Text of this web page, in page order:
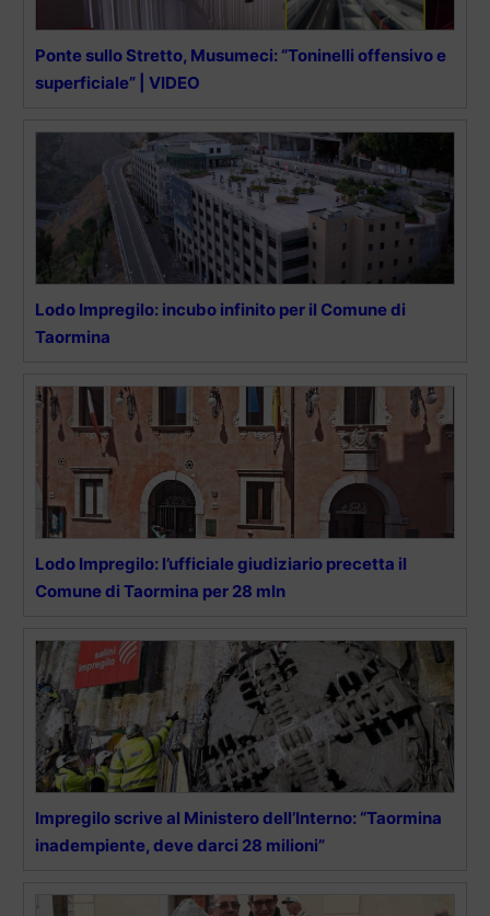
Ponte sullo Stretto, Musumeci: “Toninelli offensivo e
superficiale” | VIDEO
Lodo Impregilo: incubo infinito per il Comune di
Taormina
Lodo Impregilo: l’ufficiale giudiziario precetta il
Comune di Taormina per 28 mln
Impregilo scrive al Ministero dell’Interno: “Taormina
inadempiente, deve darci 28 milioni”